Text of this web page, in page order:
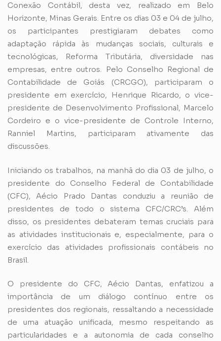
Conexão Contábil, desta vez, realizado em Belo
Horizonte, Minas Gerais. Entre os dias 03 e 04 de julho,
os participantes prestigiaram debates como
adaptação rápida às mudanças sociais, culturais e
tecnológicas, Reforma Tributária, diversidade nas
empresas, entre outros. Pelo Conselho Regional de
Contabilidade de Goiás (CRCGO), participaram o
presidente em exercício, Henrique Ricardo, o vice-
presidente de Desenvolvimento Profissional, Marcelo
Cordeiro e o vice-presidente de Controle Interno,
Ranniel Martins, participaram ativamente das
discussões.
Iniciando os trabalhos, na manhã do dia 03 de julho, o
presidente do Conselho Federal de Contabilidade
(CFC), Aécio Prado Dantas conduziu a reunião de
presidentes de todo o sistema CFC/CRC’s. Além
disso, os presidentes debateram temas cruciais para
as atividades institucionais e, especialmente, para o
exercício das atividades profissionais contábeis no
Brasil.
O presidente do CFC, Aécio Dantas, enfatizou a
importância de um diálogo contínuo entre os
presidentes dos regionais, ressaltando a necessidade
de uma atuação unificada, mesmo respeitando as
particularidades e a autonomia de cada conselho